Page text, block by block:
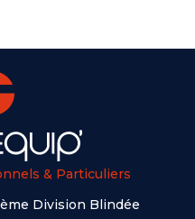
& Particuliers
Division Blindée